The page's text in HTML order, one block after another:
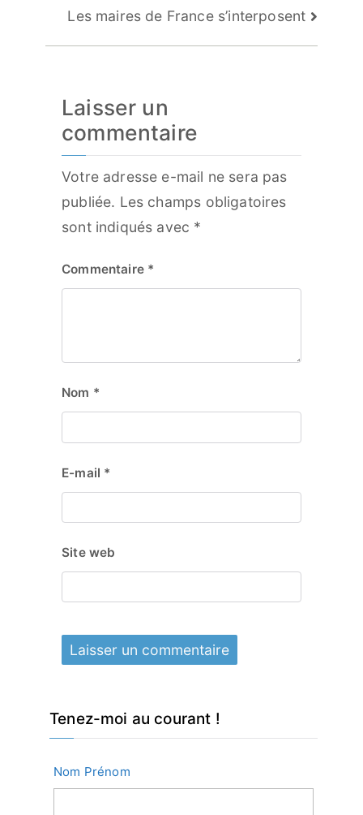
de
l’article
Les maires de France s’interposent
Laisser un
commentaire
Votre adresse e-mail ne sera pas
publiée. Les champs obligatoires
sont indiqués avec *
Commentaire *
Nom *
E-mail *
Site web
Tenez-moi au courant !
Nom Prénom